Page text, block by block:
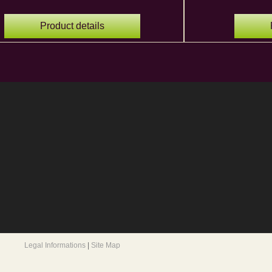
Product details
Legal Informations Site Map